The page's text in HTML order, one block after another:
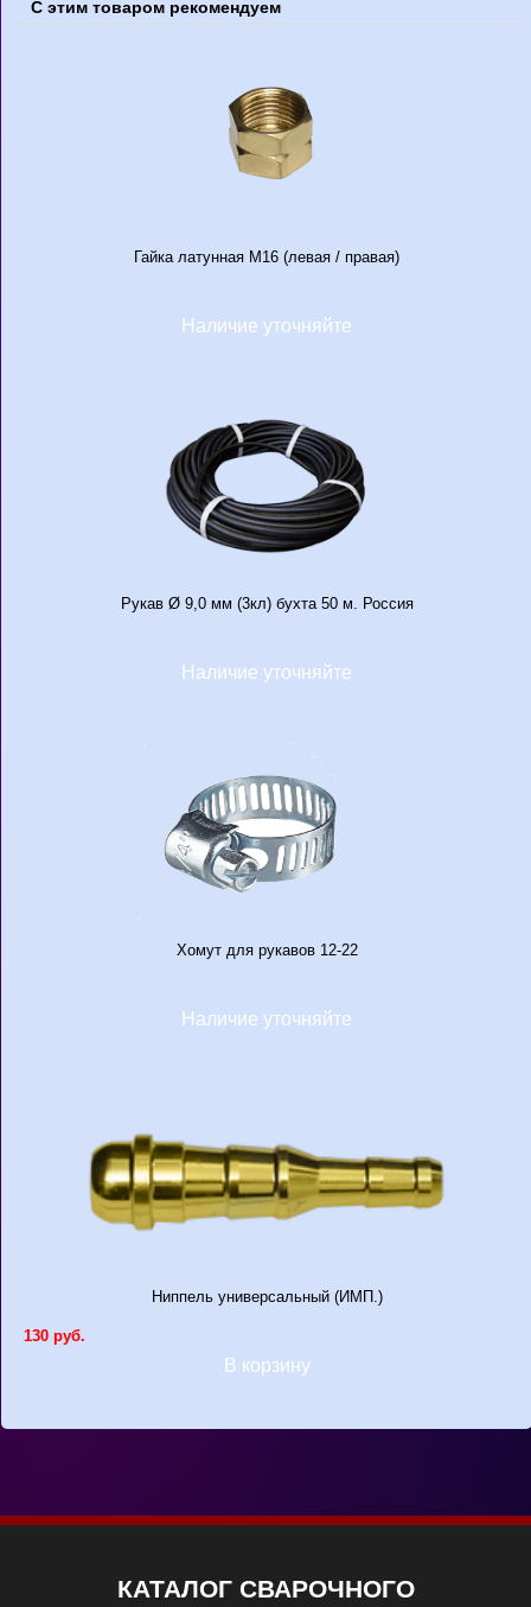
С этим товаром рекомендуем
Гайка латунная М16 (левая / правая)
Наличие уточняйте
Рукав Ø 9,0 мм (3кл) бухта 50 м. Россия
Наличие уточняйте
Хомут для рукавов 12-22
Наличие уточняйте
Ниппель универсальный (ИМП.)
130 руб.
В корзину
КАТАЛОГ СВАРОЧНОГО